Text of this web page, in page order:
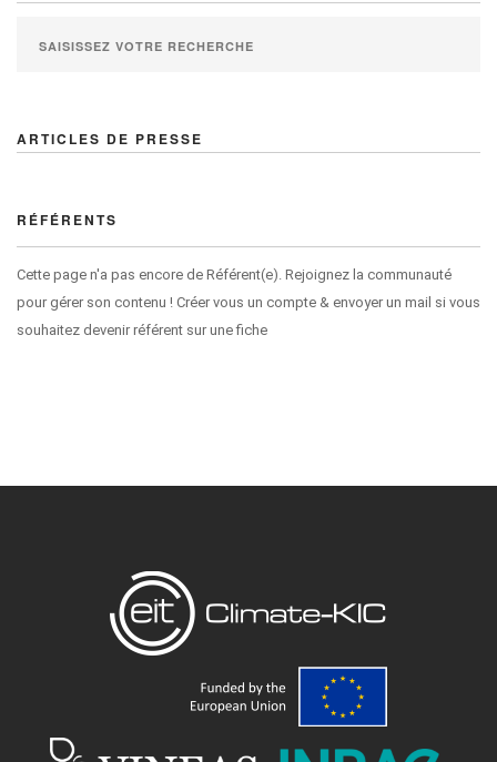
ARTICLES DE PRESSE
RÉFÉRENTS
Cette page n'a pas encore de Référent(e). Rejoignez la communauté
pour gérer son contenu ! Créer vous un compte & envoyer un mail si vous
souhaitez devenir référent sur une fiche